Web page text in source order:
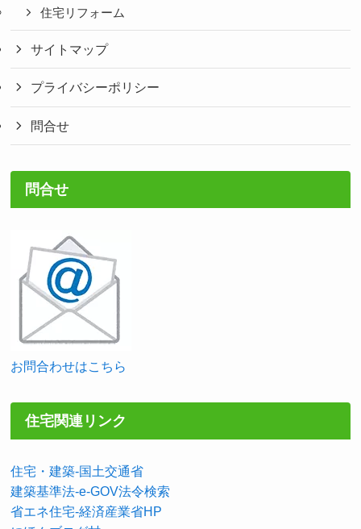
住宅リフォーム
サイトマップ
プライバシーポリシー
問合せ
問合せ
お問合わせはこちら
住宅関連リンク
住宅・建築-国土交通省
建築基準法-e-GOV法令検索
省エネ住宅-経済産業省HP